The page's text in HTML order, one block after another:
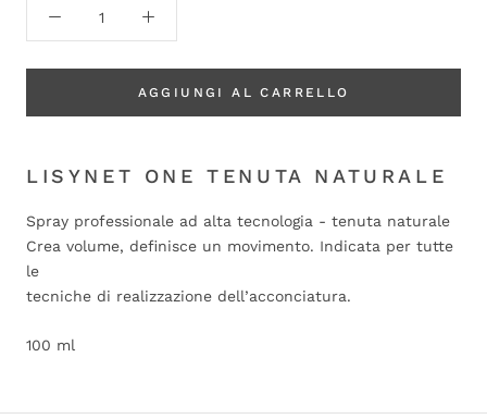
AGGIUNGI AL CARRELLO
LISYNET ONE TENUTA NATURALE
Spray professionale ad alta tecnologia - tenuta naturale
Crea volume, definisce un movimento. Indicata per tutte
le
tecniche di realizzazione dell’acconciatura.
100 ml